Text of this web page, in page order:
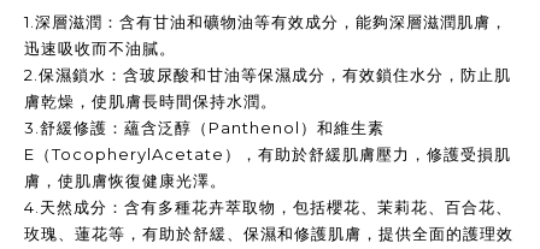
1. 深層滋潤：含有甘油和礦物油等有效成分，能夠深層滋潤肌膚，
迅速吸收而不油膩。
2. 保濕鎖水：含玻尿酸和甘油等保濕成分，有效鎖住水分，防止肌
膚乾燥，使肌膚長時間保持水潤。
3. 舒緩修護：蘊含泛醇（ Panthenol ）和維生素
E （TocopherylAcetate ），有助於舒緩肌膚壓力，修護受損肌
膚，使肌膚恢復健康光澤。
4. 天然成分：含有多種花卉萃取物，包括櫻花、茉莉花、百合花、
玫瑰、蓮花等，有助於舒緩、保濕和修護肌膚，提供全面的護理效